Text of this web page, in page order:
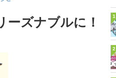
ーズナブルに！
1
2